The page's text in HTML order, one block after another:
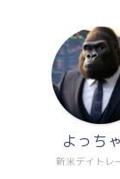
新米デイトレ
よっち